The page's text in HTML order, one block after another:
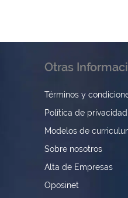
Otras
Términos y
Política de privacidad
Modelos de
Sobre nosotros
Alta de Empresas
Oposinet